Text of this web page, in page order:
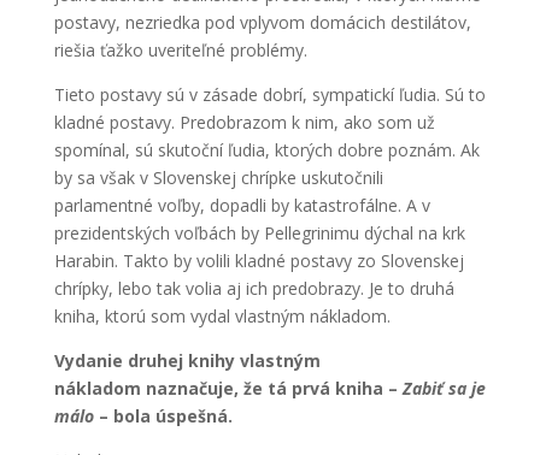
postavy, nezriedka pod vplyvom domácich destilátov,
riešia ťažko uveriteľné problémy.
Tieto postavy sú v zásade dobrí, sympatickí ľudia. Sú to
kladné postavy. Predobrazom k nim, ako som už
spomínal, sú skutoční ľudia, ktorých dobre poznám. Ak
by sa však v Slovenskej chrípke uskutočnili
parlamentné voľby, dopadli by katastrofálne. A v
prezidentských voľbách by Pellegrinimu dýchal na krk
Harabin. Takto by volili kladné postavy zo Slovenskej
chrípky, lebo tak volia aj ich predobrazy. Je to druhá
kniha, ktorú som vydal vlastným nákladom.
Vydanie druhej knihy vlastným
nákladom naznačuje, že tá prvá kniha –Zabiť sa je
málo– bola úspešná.